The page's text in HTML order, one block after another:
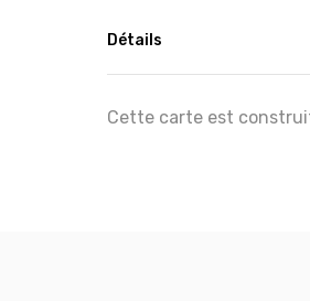
Détails
Cette carte est